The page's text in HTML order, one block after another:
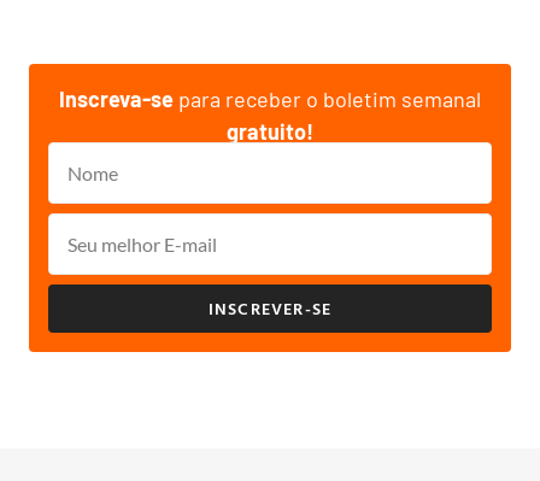
Inscreva-se para receber o boletim semanal
gratuito!
INSCREVER-SE